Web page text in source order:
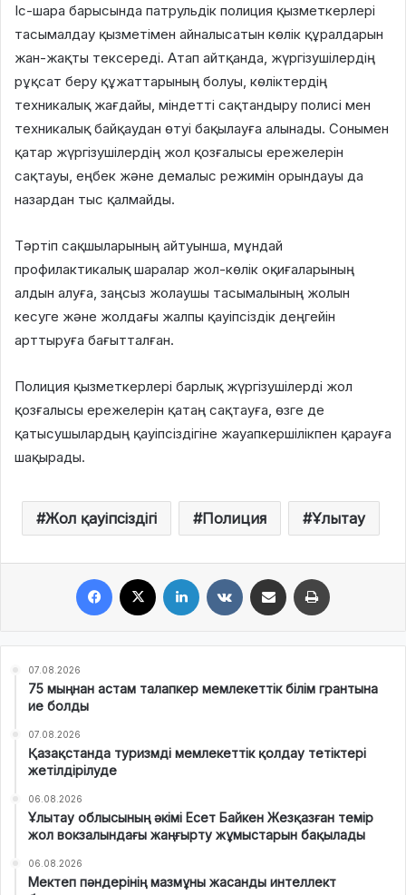
Іс-шара барысында патрульдік полиция қызметкерлері
тасымалдау қызметімен айналысатын көлік құралдарын
жан-жақты тексереді. Атап айтқанда, жүргізушілердің
рұқсат беру құжаттарының болуы, көліктердің
техникалық жағдайы, міндетті сақтандыру полисі мен
техникалық байқаудан өтуі бақылауға алынады. Сонымен
қатар жүргізушілердің жол қозғалысы ережелерін
сақтауы, еңбек және демалыс режимін орындауы да
назардан тыс қалмайды.
Тәртіп сақшыларының айтуынша, мұндай
профилактикалық шаралар жол-көлік оқиғаларының
алдын алуға, заңсыз жолаушы тасымалының жолын
кесуге және жолдағы жалпы қауіпсіздік деңгейін
арттыруға бағытталған.
Полиция қызметкерлері барлық жүргізушілерді жол
қозғалысы ережелерін қатаң сақтауға, өзге де
қатысушылардың қауіпсіздігіне жауапкершілікпен қарауға
шақырады.
Жол қауіпсіздігі Полиция Ұлытау
07.08.2026
75 мыңнан астам талапкер мемлекеттік білім грантына
ие болды
07.08.2026
Қазақстанда туризмді мемлекеттік қолдау тетіктері
жетілдірілуде
06.08.2026
Ұлытау облысының әкімі Есет Байкен Жезқазған темір
жол вокзалындағы жаңғырту жұмыстарын бақылады
06.08.2026
Мектеп пәндерінің мазмұны жасанды интеллект